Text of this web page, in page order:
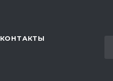
КОНТАКТЫ